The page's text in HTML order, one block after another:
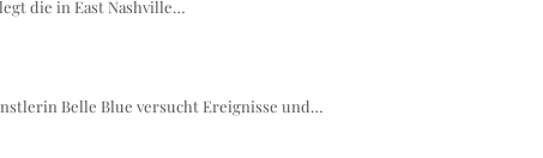
die in East Nashville…
Belle Blue versucht Ereignisse und…